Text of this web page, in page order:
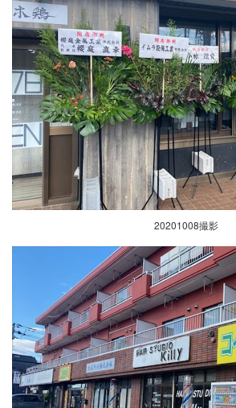
20201008撮影